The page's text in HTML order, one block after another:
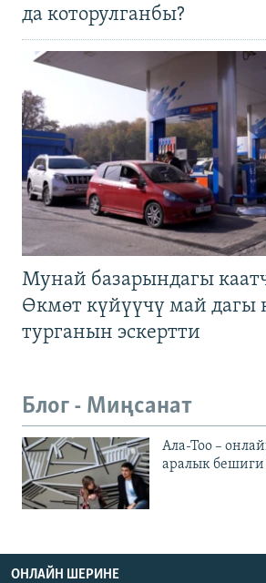
да которулганбы?
Мунай базарындагы
Өкмөт күйүүчү май дагы
турганын эскертти
Блог - Миңсанат
Ала-Тоо –
аралык
ОНЛАЙН ШЕРИНЕ